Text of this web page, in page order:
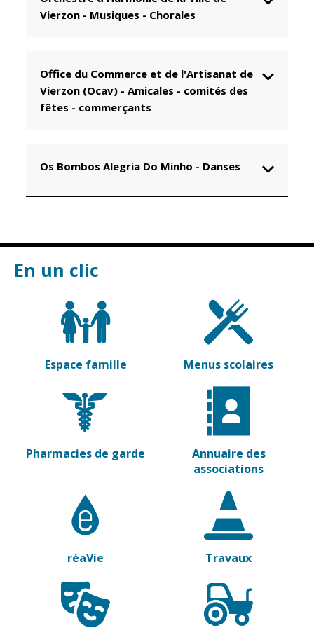
CCAS
Accueil de jour
L'EHPAD
Centre de
Contrat local
de santé
Établissements
Pharmacies de
garde
Culture
Rollinat
Théâtre Mac-
Conservatoire
Ateliers arts
Découvrir
Vierzon
Archives du
vendredi
Sports
Piscine Charles
Moreira
Équipements
sportifs
Associations
Annuaire des
associations
Démarches
associations
Vierzon - Musiques - Chorales
Office du Commerce et de l'Artisanat de
Vierzon (Ocav) -Amicales - comités des
fêtes - commerçants
Os Bombos Alegria Do Minho - Danses
En un clic
Espace famille Menus scolaires
Pharmacies de garde
Annuaire des
associations
réaVie Travaux